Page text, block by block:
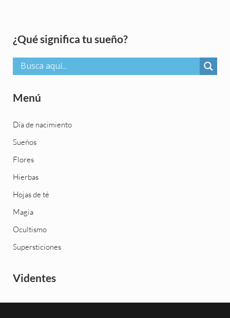
Sidebar
¿Qué significa tu sueño?
Menú
Día de nacimiento
Sueños
Flores
Hierbas
Hojas de té
Magia
Ocultismo
Supersticiones
Videntes